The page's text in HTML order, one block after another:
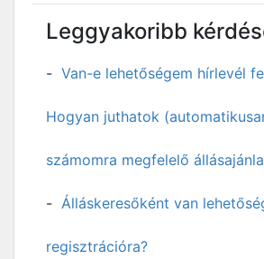
Leggyakoribb
Van-e lehetőségem hírlevél
Hogyan juthatok
számomra megfelelő
Álláskeresőként van
regisztrációra?